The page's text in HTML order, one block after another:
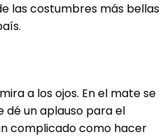
las costumbres más bellas
a los ojos. En el mate se
dé un aplauso para el
complicado como hacer